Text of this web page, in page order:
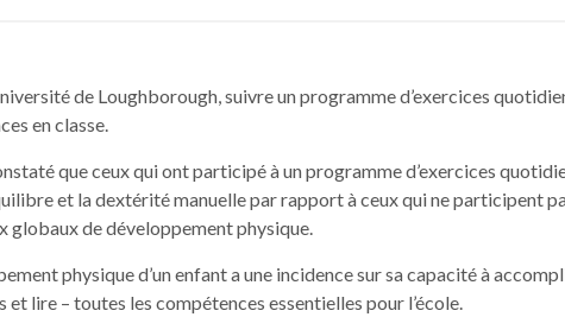
de Loughborough, suivre un programme d’exercices
en classe.
que ceux qui ont participé à un programme d’exercices
et la dextérité manuelle par rapport à ceux qui ne participent
globaux de développement physique.
physique d’un enfant a une incidence sur sa capacité à
et lire – toutes les compétences essentielles pour l’école.